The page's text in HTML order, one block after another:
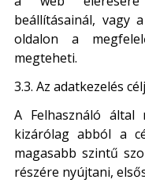
beállításainál, vagy
oldalon a
megteheti.
3.3. Az adatkezelés
A Felhasználó által
kizárólag abból a
magasabb szintű
részére nyújtani,